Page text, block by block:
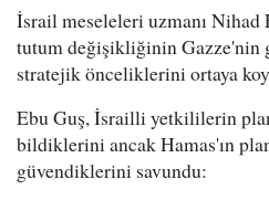
İsrail meseleleri uzmanı
tutum değişikliğinin Gazze'nin
stratejik önceliklerini ortaya
Ebu Guş, İsrailli yetkililerin
bildiklerini ancak Hamas'ın
güvendiklerini savundu: